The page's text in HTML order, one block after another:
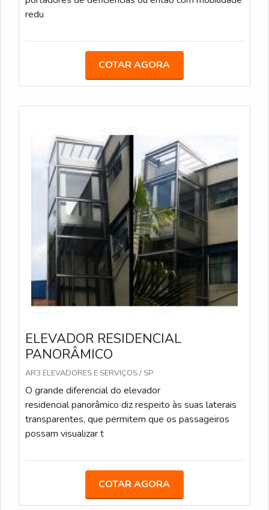
redu
COTAR AGORA
ELEVADOR RESIDENCIAL
PANORÂMICO
AR3 ELEVADORES E SERVIÇOS / SP
O grande diferencial do elevador
residencial panorâmico diz respeito às suas laterais
transparentes, que permitem que os passageiros
possam visualizar t
COTAR AGORA